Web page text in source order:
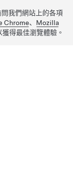
我們網站上的各項
Chrome、 Mozilla
獲得最佳瀏覽體驗。